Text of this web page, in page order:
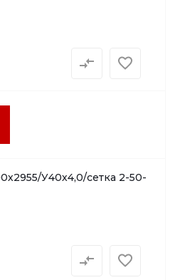
У40х4,0/сетка 2-50-